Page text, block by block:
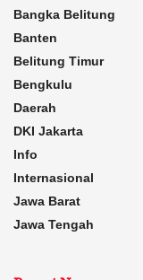
Bangka Belitung
Banten
Belitung Timur
Bengkulu
Daerah
DKI Jakarta
Info
Internasional
Jawa Barat
Jawa Tengah